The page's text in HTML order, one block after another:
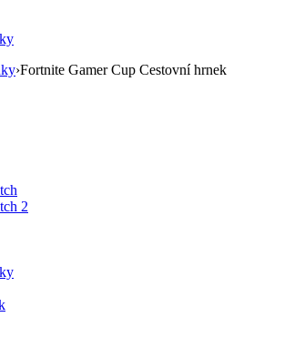
›Fortnite Gamer Cup Cestovní hrnek
2